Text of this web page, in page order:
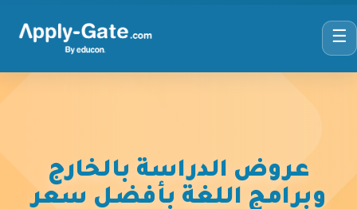
☰
عروض الدراسة بالخارج
وبرامج اللغة بأفضل سعر